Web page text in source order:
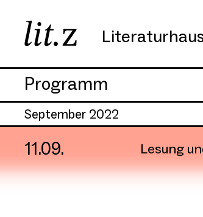
Programm
September 2022
11.09. Lesung